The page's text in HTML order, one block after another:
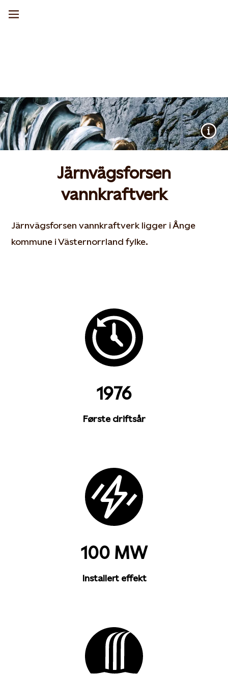
Järnvägsforsen
vannkraftverk
Järnvägsforsen vannkraftverk ligger i Ånge
kommune i Västernorrland fylke.
1976
Første driftsår
100 MW
Installert effekt